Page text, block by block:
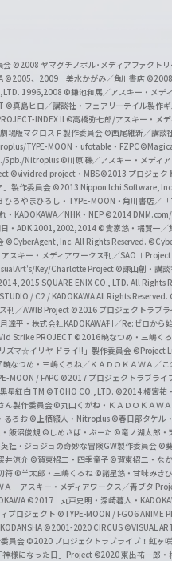
b
e
O
f
f
i
c
i
a
l
C
h
a
n
n
e
l
会 ©2008 ヤマグチノボル･メディアファクト
©2005、2009 美水かがみ／角川書店
1996,2008 ©鎌池和馬／アスキー・メデ
©真島ヒロ／講談社・フェアリーテイル製作
INDEX II ©高橋弥七郎/アスキー・メ
場版マクロスＦ製作委員会 ©西尾維新／講談
TYPE-MOON・ufotable・FZPC
5pb./Nitroplus ©川原 礫／アスキー・メディ
©vividred project・MBS ©2013 プロジェク
」製作委員会 ©2013 Nippon Ichi Software,
ひろやまひろし・TYPE-MOON・角川書店／
・KADOKAWA／NHK・NEP ©2014 DMM.com/
・ADK 2001,2002,2014 ©貴家悠・橘賢一／
©CyberAgent, Inc. All Rights Reserved.
スキー・メディアワークス刊／SAOⅡ Project
Key/Charlotte Project ©諫山創・講談
2015 SQUARE ENIX CO., LTD. All Rights
/ C2 / KADOKAWA All Rights Reserved.
刊／AWIB Project ©2016 プロジェクトラブラ
達平・株式会社KADOKAWA刊／Re:ゼロから
Strike PROJECT ©2016 暁なつめ・三嶋く
ズマ☆イリヤ ドライ!!」製作委員会 ©Project
なつめ・三嶋くろね／ＫＡＤＯＫＡＷＡ／こ
MOON / FAPC ©2017 プロジェクトラブライ
星紅白 TM ©TOHO CO., LTD. ©2014 榎宮祐
ん製作委員会©丸山くがね・ＫＡＤＯＫＡＷ
るろお ©上栖綴人・Nitroplus ©春日部タケル
飯沼俊規 ©しめさば・ぶーた ©竜ノ湖太郎・
社・ジョジョの奇妙な冒険GW製作委員会 ©
井涼介 ©賀東招二・四季童子 ©賀東招二・な
符 ©羊太郎・三嶋くろね ©諸星悠・甘味みき
アスキー・メディアワークス／青ブタ
©2017 丸戸史明・深崎暮人・
プロジェクト ©TYPE-MOON / FGO6 ANIME
©2001-2020 CIRCUS ©VISUAL
員会 ©2020 プロジェクトラブライブ！虹ヶ
神様になった日」Project ©2020 東出祐一郎・